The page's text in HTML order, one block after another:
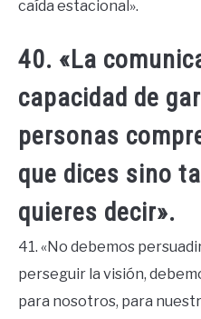
caída estacional».
40. «La
capacidad de
personas
que dices sino
quieres decir».
41. «No debemos
perseguir la visión,
para nosotros, para